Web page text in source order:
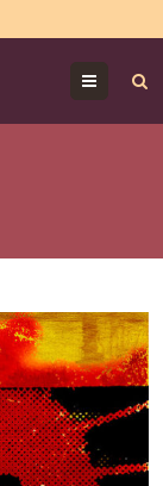
Menu